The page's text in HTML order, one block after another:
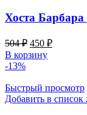
Хоста
504₽
цена
составляла
450 ₽Текущая
В корзину
-13%
Быстрый просмотр
Добавить в список